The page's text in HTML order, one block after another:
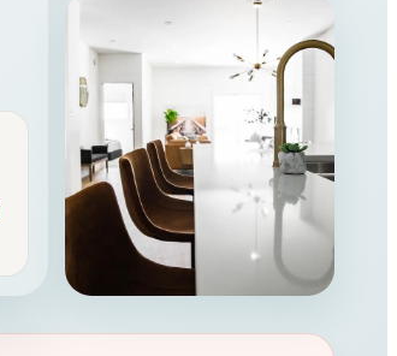
Små trin, tydelige guides
og brugbare råd